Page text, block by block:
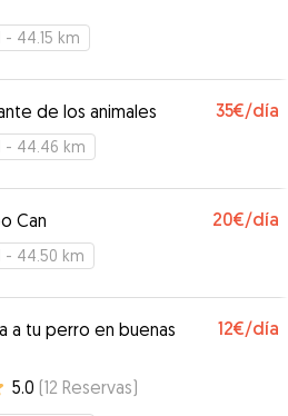
- 44.15 km
de los animales 35€/día
- 44.46 km
Can 20€/día
- 44.50 km
a tu perro en buenas
12€/día
5.0 (12 Reservas)